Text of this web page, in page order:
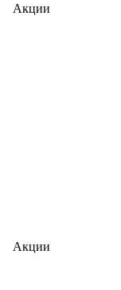
Акции
Акции